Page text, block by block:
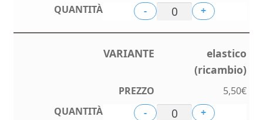
5,20€
a
14,00€
-
+
elastico
(ricambio)
5,50€
-
+